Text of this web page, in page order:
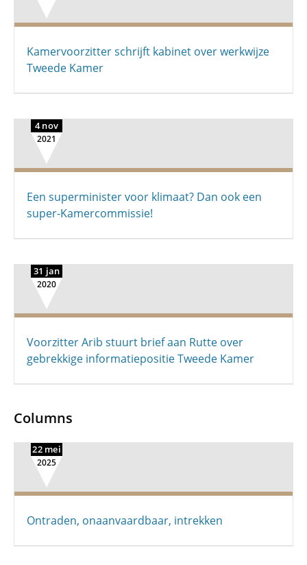
Kamervoorzitter schrijft kabinet over werkwijze
Tweede Kamer
4 nov
2021
Een superminister voor klimaat? Dan ook een
super-Kamercommissie!
31 jan
2020
Voorzitter Arib stuurt brief aan Rutte over
gebrekkige informatiepositie Tweede Kamer
Columns
22 mei
2025
Ontraden, onaanvaardbaar, intrekken